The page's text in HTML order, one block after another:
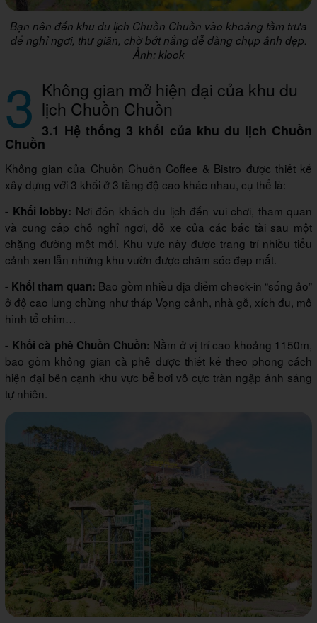
Bạn nên đến khu du lịch Chuồn Chuồn vào khoảng tầm trưa
để nghỉ ngơi, thư giãn, chờ bớt nắng dễ dàng chụp ảnh đẹp.
Ảnh: klook
3 Không gian mở hiện đại của khu du
lịch Chuồn Chuồn
3.1 Hệ thống 3 khối của khu du lịch Chuồn
Chuồn
Không gian của Chuồn Chuồn Coffee & Bistro được thiết kế
xây dựng với 3 khối ở 3 tầng độ cao khác nhau, cụ thể là:
- Khối lobby: Nơi đón khách du lịch đến vui chơi, tham quan
và cung cấp chỗ nghỉ ngơi, đỗ xe của các bác tài sau một
chặng đường mệt mỏi. Khu vực này được trang trí nhiều tiểu
cảnh xen lẫn những khu vườn được chăm sóc đẹp mắt.
- Khối tham quan: Bao gồm nhiều địa điểm check-in “sống ảo”
ở độ cao lưng chừng như tháp Vọng cảnh, nhà gỗ, xích đu, mô
hình tổ chim…
- Khối cà phê Chuồn Chuồn: Nằm ở vị trí cao khoảng 1150m,
bao gồm không gian cà phê được thiết kế theo phong cách
hiện đại bên cạnh khu vực bể bơi vô cực tràn ngập ánh sáng
tự nhiên.